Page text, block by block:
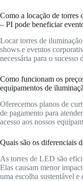
Como a locação de
– PI pode beneficiar
Locar torres de
shows e eventos
necessária para o sucesso
Como funcionam os
equipamentos de
Oferecemos planos de
de pagamento para
acesso aos nossos
Quais são os diferenciais
As torres de LED são
Elas causam menor
uma escolha sustentável e